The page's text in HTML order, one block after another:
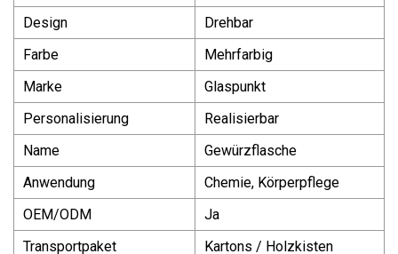
Design
Drehbar
Farbe
Mehrfarbig
Marke
Glaspunkt
Personalisierung
Realisierbar
Name
Gewürzflasche
Anwendung
Chemie, Körperpflege
OEM/ODM
Ja
Transportpaket
Kartons / Holzkisten